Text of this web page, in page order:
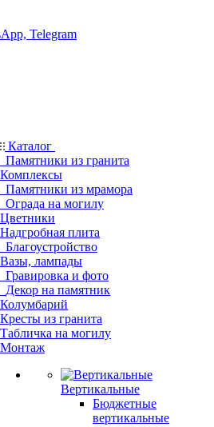
Telegram
Каталог
Памятники из гранита
Комплексы
Памятники из мрамора
Ограда на могилу
Цветники
Надгробная плита
Благоустройство
Вазы, лампады
Гравировка и фото
Декор на памятник
Колумбарий
Кресты из гранита
Табличка на могилу
Монтаж
Вертикальные
Бюджетные
вертикальные